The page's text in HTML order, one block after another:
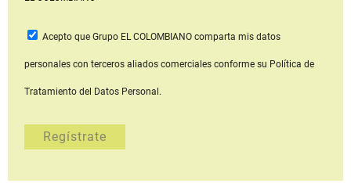
Acepto que Grupo EL COLOMBIANOcomparta mis datos
personales con terceros aliados comerciales conforme su Política de
Tratamiento del Datos Personal.